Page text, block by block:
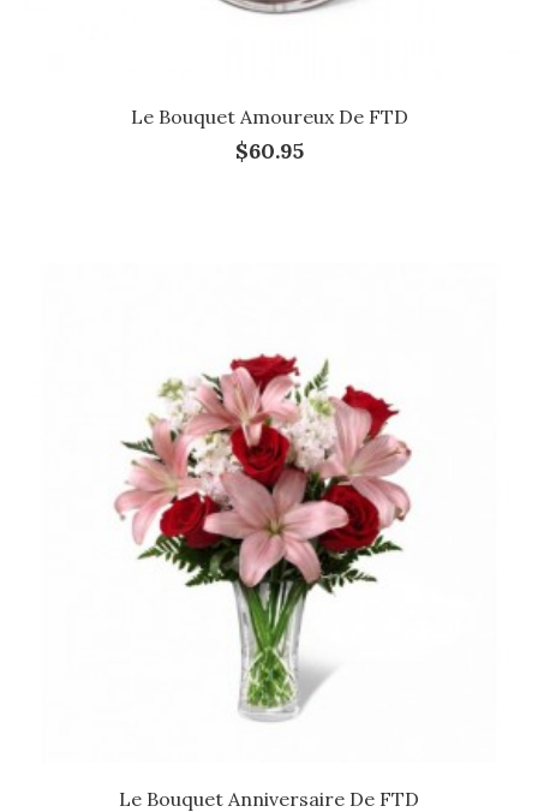
Le Bouquet Amoureux De FTD
$60.95
Le Bouquet Anniversaire De FTD